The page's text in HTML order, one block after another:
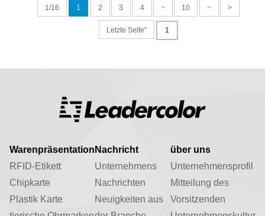
1/16 1 2 3 4 ~ 10 ~ >
Letzte Seite"
Warenpräsentation
RFID-Etikett
Chipkarte
Plastik Karte
Nachricht
Unternehmens
Nachrichten
Neuigkeiten aus
über uns
Unternehmensprofil
Mitteilung des
Vorsitzenden